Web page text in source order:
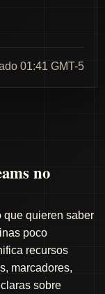
01:41 GMT-5
no
que quieren saber
poco
recursos
marcadores,
sobre